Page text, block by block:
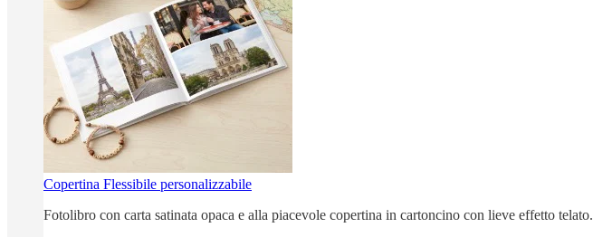
Copertina Flessibile personalizzabile
Fotolibro con carta satinata opaca e alla piacevole copertina in cartoncino con lieve effetto telato.